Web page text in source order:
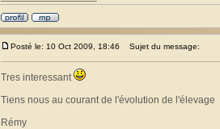
Posté le: 10 Oct 2009, 18:46 Sujet du message:
Tres interessant
Tiens nous au courant de l'évolution de l'élevage
Rémy